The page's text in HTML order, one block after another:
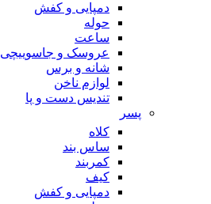
دمپایی و کفش
حوله
ساعت
عروسک و جاسوییچی
شانه و برس
لوازم ناخن
تندیس دست و پا
پسر
کلاه
ساس بند
کمربند
کیف
دمپایی و کفش